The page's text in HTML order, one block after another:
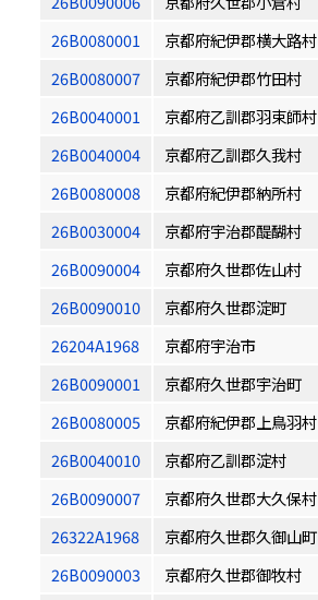
26B0080001
京都府紀伊郡横大路村
26B0080007
京都府紀伊郡竹田村
26B0040001
京都府乙訓郡羽束師村
26B0040004
京都府乙訓郡久我村
26B0080008
京都府紀伊郡納所村
26B0030004
京都府宇治郡醍醐村
26B0090004
京都府久世郡佐山村
26B0090010
京都府久世郡淀町
26204A1968
京都府宇治市
26B0090001
京都府久世郡宇治町
26B0080005
京都府紀伊郡上鳥羽村
26B0040010
京都府乙訓郡淀村
26B0090007
京都府久世郡大久保村
26322A1968
京都府久世郡久御山町
26B0090003
京都府久世郡御牧村